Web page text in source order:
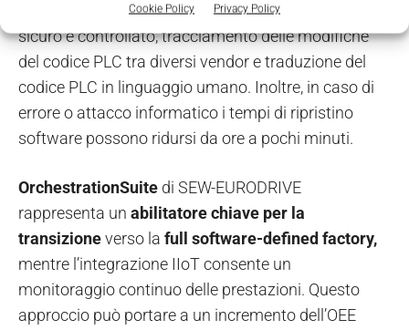
Cookie Policy Privacy Policy
rischi operativi con diversi benefici: accesso remoto
sicuro e controllato, tracciamento delle modifiche
del codice PLC tra diversi vendor e traduzione del
codice PLC in linguaggio umano. Inoltre, in caso di
errore o attacco informatico i tempi di ripristino
software possono ridursi da ore a pochi minuti.
OrchestrationSuite di SEW-EURODRIVE
rappresenta un abilitatore chiave per la
transizioneverso la full software-defined factory,
mentre l’integrazione IIoT consente un
monitoraggio continuo delle prestazioni. Questo
approccio può portare a un incremento dell’OEE